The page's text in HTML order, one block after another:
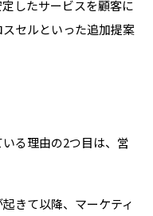
したサービスを顧客に
セルといった追加提案
る理由の2つ目は、営
きて以降、マーケティ